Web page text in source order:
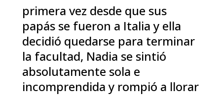
primera vez desde que sus
papás se fueron a Italia y ella
decidió quedarse para terminar
la facultad, Nadia se sintió
absolutamente sola e
incomprendida y rompió a llorar